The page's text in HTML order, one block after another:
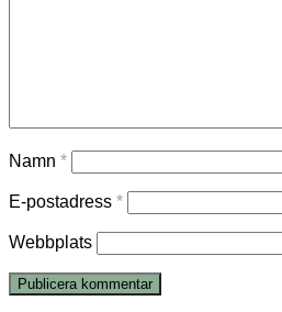
Namn *
E-postadress *
Webbplats